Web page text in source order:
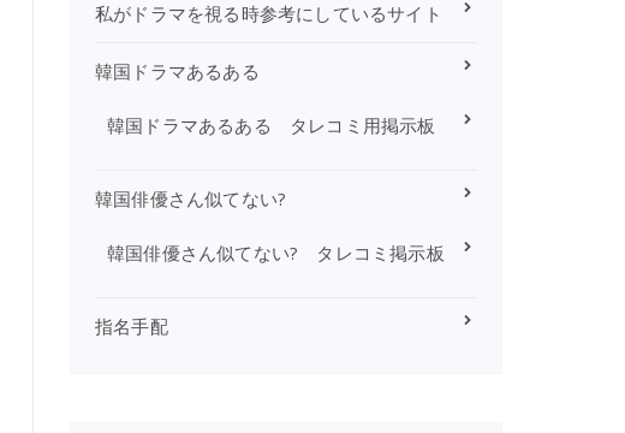
私がドラマを視る時参考にしているサイト
韓国ドラマあるある
韓国ドラマあるある タレコミ用掲示板
韓国俳優さん似てない?
韓国俳優さん似てない? タレコミ掲示板
指名手配